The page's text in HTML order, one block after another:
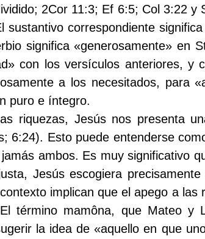
2Cor 11:3; Ef 6:5; Col 3:22
sustantivo correspondiente
significa «generosamente» en
con los versículos anteriores, y
a los necesitados, para
puro e íntegro.
riquezas, Jesús nos presenta
6:24). Esto puede entenderse
ambos. Es muy significativo
Jesús escogiera
implican que el apego a
término mamôna, que Mateo y
la idea de «aquello en que